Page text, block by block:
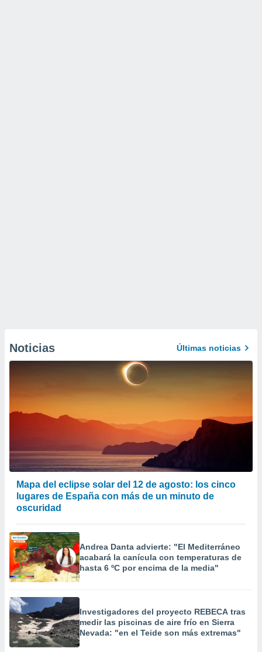
Noticias Últimas noticias
Mapa del eclipse solar del 12 de agosto: los cinco
lugares de España con más de un minuto de
oscuridad
Andrea Danta advierte: "El Mediterráneo
acabará la canícula con temperaturas de
hasta 6 ºC por encima de la media"
Investigadores del proyecto REBECA tras
medir las piscinas de aire frío en Sierra
Nevada: "en el Teide son más extremas"